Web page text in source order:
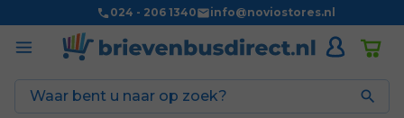
024 - 206 1340 info@noviostores.nl
